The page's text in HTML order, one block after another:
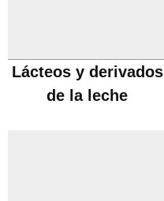
Lácteos y derivados
de la leche